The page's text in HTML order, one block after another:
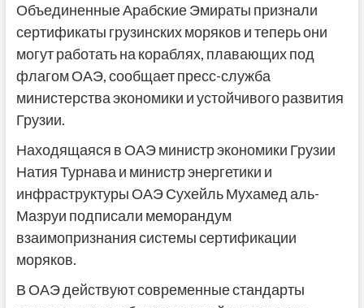
Объединенные Арабские Эмираты признали
сертификаты грузинских моряков и теперь они
могут работать на кораблях, плавающих под
флагом ОАЭ, сообщает пресс-служба
министерства экономики и устойчивого развития
Грузии.
Находящаяся в ОАЭ министр экономики Грузии
Натия Турнава и министр энергетики и
инфраструктуры ОАЭ Сухейль Мухамед аль-
Мазруи подписали меморандум
взаимопризнания системы сертификации
моряков.
В ОАЭ действуют современные стандарты